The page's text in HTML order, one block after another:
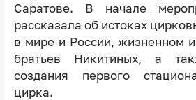
Саратове. В начале
рассказала об истоках
в мире и России, жизненном
братьев Никитиных, а
создания первого
цирка.